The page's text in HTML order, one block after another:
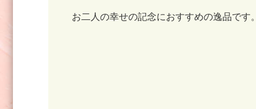
お二人の幸せの記念におすすめの逸品です。